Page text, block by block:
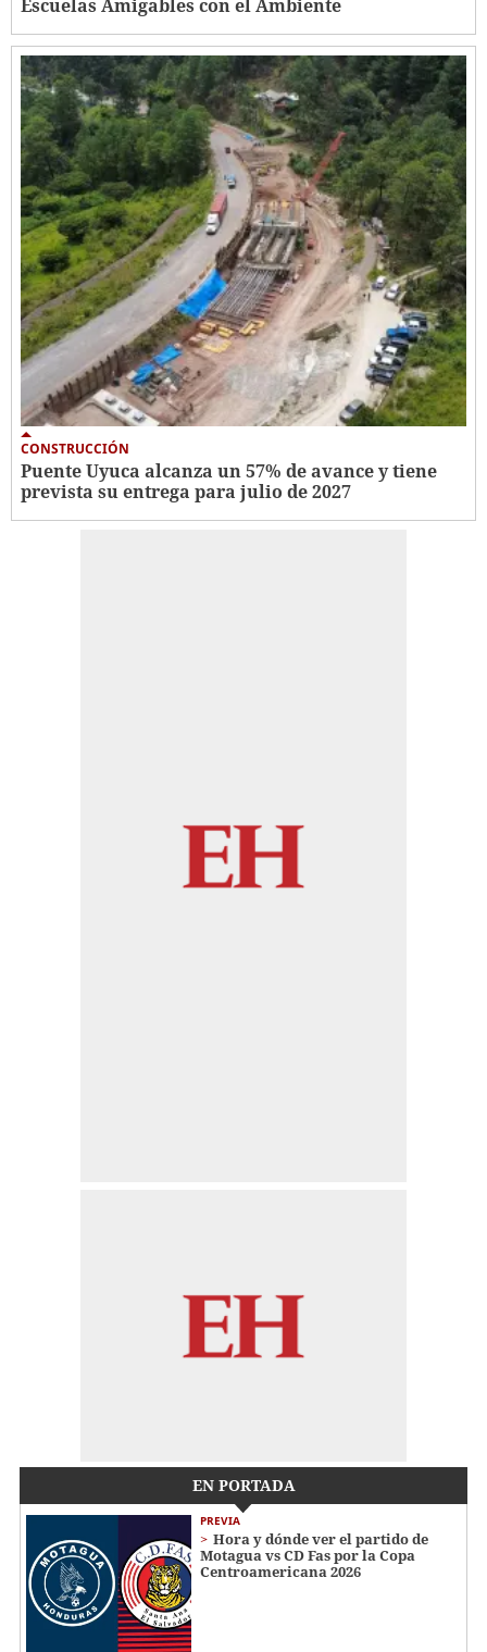
Escuelas Amigables con el Ambiente
CONSTRUCCIÓN
Puente Uyuca alcanza un 57% de avance y tiene
prevista su entrega para julio de 2027
EN PORTADA
PREVIA
Hora y dónde ver el partido de
Motagua vs CD Fas por la Copa
Centroamericana 2026